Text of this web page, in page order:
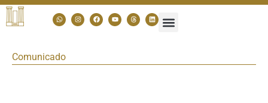
Comunicado